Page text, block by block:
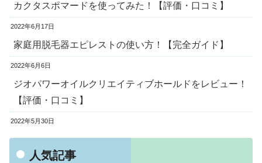
カクタスポマードを使ってみた！【評価・口コミ】
2022年6月17日
家庭用脱毛器エピレストの使い方！【完全ガイド】
2022年6月6日
ジオパワーオイルクリエイティブホールドをレビュー！
【評価・口コミ】
2022年5月30日
人気記事